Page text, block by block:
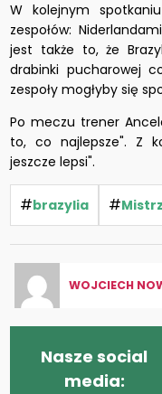
W kolejnym
zespołów:
jest także to, że
drabinki pucharowej
zespoły mogłyby się
Po meczu trener
to, co najlepsze". Z
jeszcze lepsi".
#brazylia #
WOJCIECH
Nasze social
media: